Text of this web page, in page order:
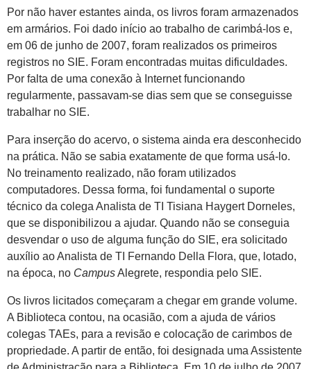
Por não haver estantes ainda, os livros foram armazenados
em armários. Foi dado início ao trabalho de carimbá-los e,
em 06 de junho de 2007, foram realizados os primeiros
registros no SIE. Foram encontradas muitas dificuldades.
Por falta de uma conexão à Internet funcionando
regularmente, passavam-se dias sem que se conseguisse
trabalhar no SIE.
Para inserção do acervo, o sistema ainda era desconhecido
na prática. Não se sabia exatamente de que forma usá-lo.
No treinamento realizado, não foram utilizados
computadores. Dessa forma, foi fundamental o suporte
técnico da colega Analista de TI Tisiana Haygert Dorneles,
que se disponibilizou a ajudar. Quando não se conseguia
desvendar o uso de alguma função do SIE, era solicitado
auxílio ao Analista de TI Fernando Della Flora, que, lotado,
na época, no CampusAlegrete, respondia pelo SIE.
Os livros licitados começaram a chegar em grande volume.
A Biblioteca contou, na ocasião, com a ajuda de vários
colegas TAEs, para a revisão e colocação de carimbos de
propriedade. A partir de então, foi designada uma Assistente